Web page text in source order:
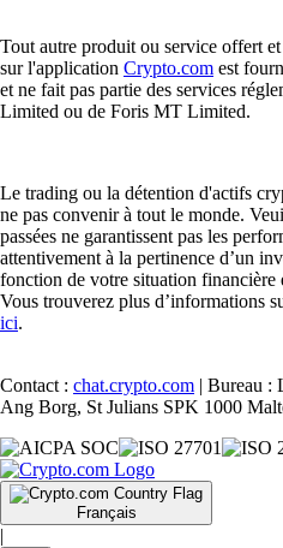
Tout autre produit ou service offert
sur l'application Crypto.com est
et ne fait pas partie des services
Limited ou de Foris MT Limited.
Le trading ou la détention d'actifs
ne pas convenir à tout le monde.
passées ne garantissent pas les
attentivement à la pertinence d’un
fonction de votre situation financière
Vous trouverez plus d’informations
ici.
Contact : chat.crypto.com | Bureau :
Ang Borg, St Julians SPK 1000
Français
|